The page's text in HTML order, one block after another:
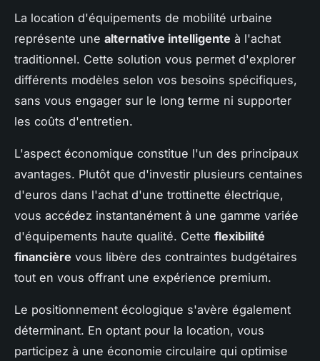
La location d'équipements de mobilité urbaine
représente une alternative intelligente à l'achat
traditionnel. Cette solution vous permet d'explorer
différents modèles selon vos besoins spécifiques,
sans vous engager sur le long terme ni supporter
les coûts d'entretien.
L'aspect économique constitue l'un des principaux
avantages. Plutôt que d'investir plusieurs centaines
d'euros dans l'achat d'une trottinette électrique,
vous accédez instantanément à une gamme variée
d'équipements haute qualité. Cette flexibilité
financière vous libère des contraintes budgétaires
tout en vous offrant une expérience premium.
Le positionnement écologique s'avère également
déterminant. En optant pour la location, vous
participez à une économie circulaire qui optimise